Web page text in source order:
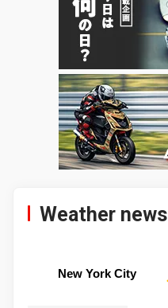
Weather news
New York City